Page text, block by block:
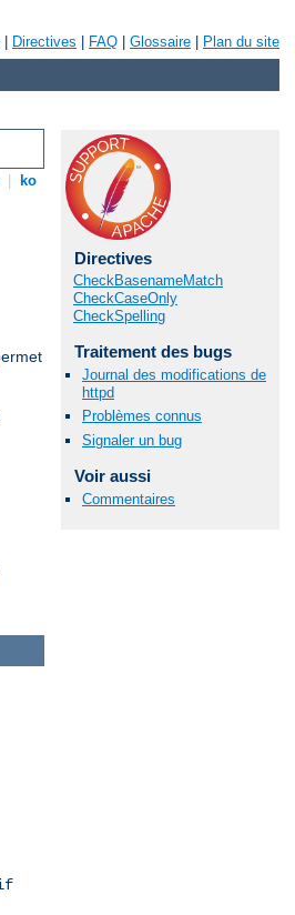
Directives FAQ Glossaire Plan du site
ko
Directives
CheckBasenameMatch
CheckCaseOnly
CheckSpelling
Traitement des bugs
Journal des modifications de
httpd
Problèmes connus
Signaler un bug
Voir aussi
Commentaires